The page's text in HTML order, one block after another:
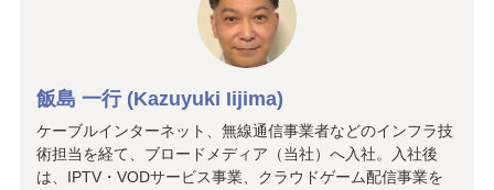
飯島 一行 (Kazuyuki Iijima)
ケーブルインターネット、無線通信事業者などのインフラ技
術担当を経て、ブロードメディア（当社）へ入社。入社後
は、IPTV・VODサービス事業、クラウドゲーム配信事業を